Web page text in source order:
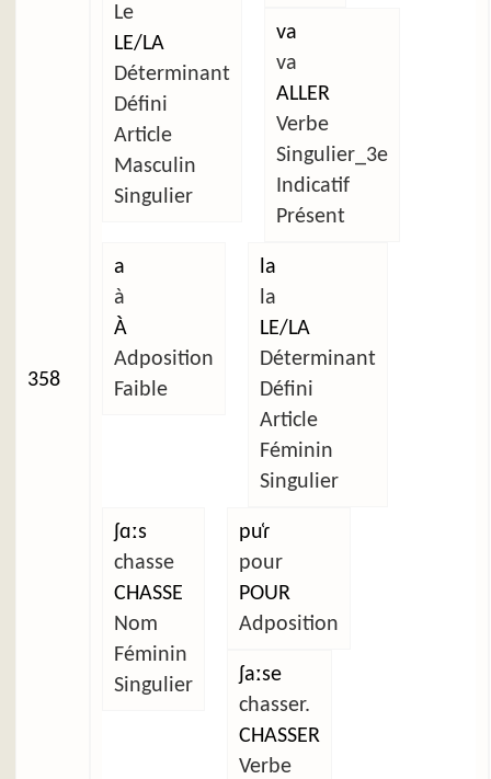
358
Le
LE/LA
Déterminant
Défini
Article
Masculin
Singulier
va
va
ALLER
Verbe
Singulier_3e
Indicatif
Présent
a
à
À
Adposition
Faible
la
la
LE/LA
Déterminant
Défini
Article
Féminin
Singulier
ʃɑːs
chasse
CHASSE
Nom
Féminin
Singulier
pu̜ɾ
pour
POUR
Adposition
ʃaːse
chasser.
CHASSER
Verbe